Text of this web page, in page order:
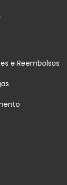
e Reembolsos